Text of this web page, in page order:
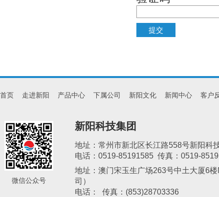
首页 走进新阳 产品中心 下属公司 新阳文化 新闻中心 客户
微信公众号
新阳科技集团
地址：常州市新北区长江路558号新阳科
电话：0519-85191585 传真：0519-
地址：澳门宋玉生广场263号中土大厦6
司）
电话： 传真：(853)28703336